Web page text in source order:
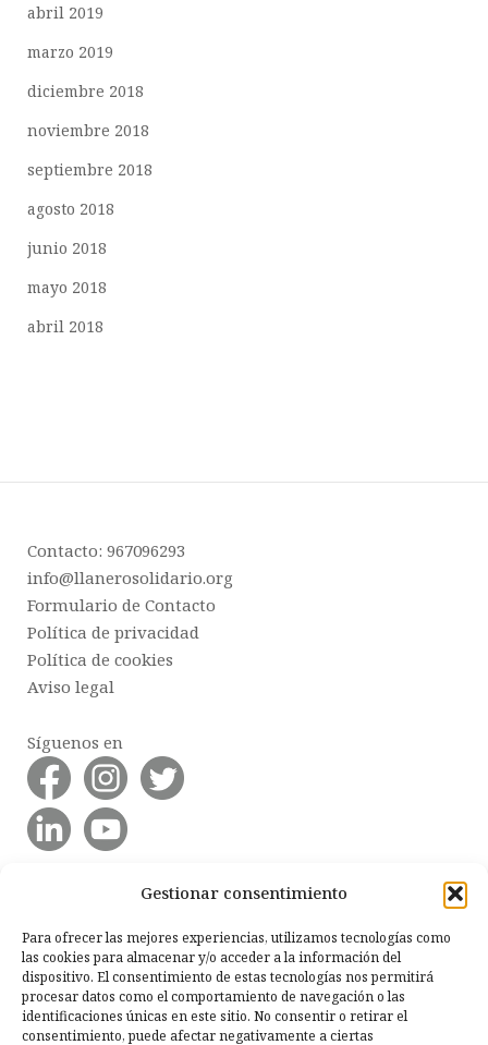
Gestionar consentimiento
Para ofrecer las mejores experiencias, utilizamos tecnologías como
las cookies para almacenar y/o acceder a la información del
dispositivo. El consentimiento de estas tecnologías nos permitirá
procesar datos como el comportamiento de navegación o las
identificaciones únicas en este sitio. No consentir o retirar el
consentimiento, puede afectar negativamente a ciertas
abril 2019
marzo 2019
diciembre 2018
noviembre 2018
septiembre 2018
agosto 2018
junio 2018
mayo 2018
abril 2018
Contacto: 967096293
info@llanerosolidario.org
Formulario de Contacto
Política de privacidad
Política de cookies
Aviso legal
Síguenos en